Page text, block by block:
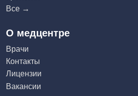
Все →
О медцентре
Врачи
Контакты
Лицензии
Вакансии